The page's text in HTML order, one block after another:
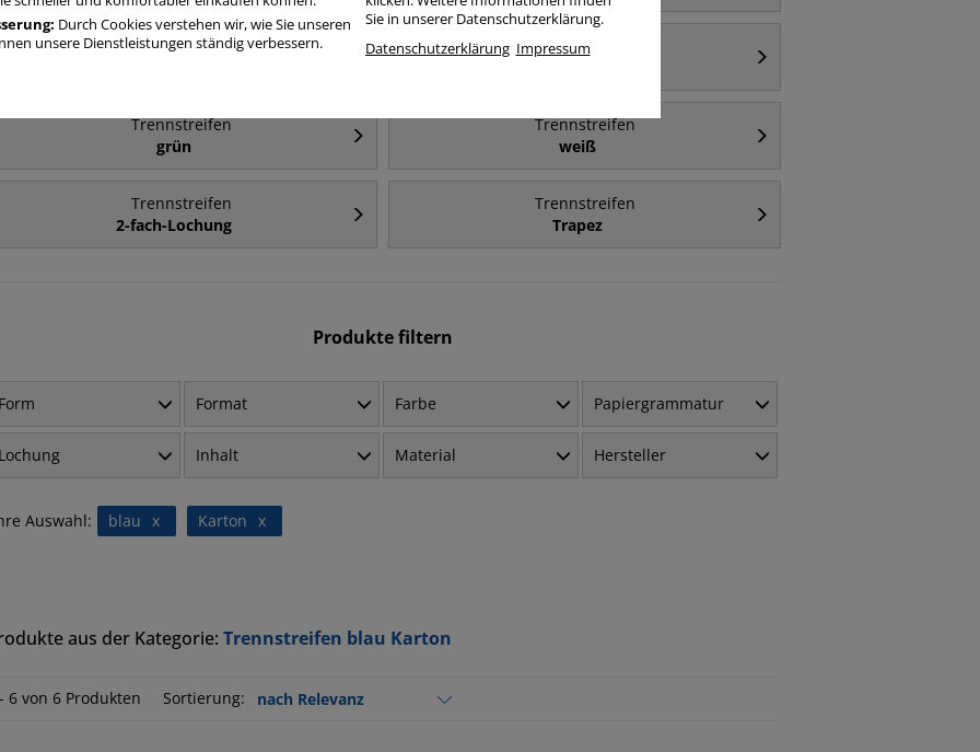
Trennstreifen
Trennstreifen
Trennstreifen
grün
Trennstreifen
weiß
Trennstreifen
2-fach-Lochung
Trennstreifen
Trapez
Produkte filtern
Format Farbe Papiergrammatur
Inhalt Material Hersteller
Auswahl: x
blau x
Karton
aus der Kategorie: Trennstreifen blau Karton
6 von 6 Produkten Sortierung:
Durch Cookies verstehen wir, wie Sie unseren
unsere Dienstleistungen ständig verbessern.
Sie in unserer Datenschutzerklärung.
Datenschutzerklärung Impressum